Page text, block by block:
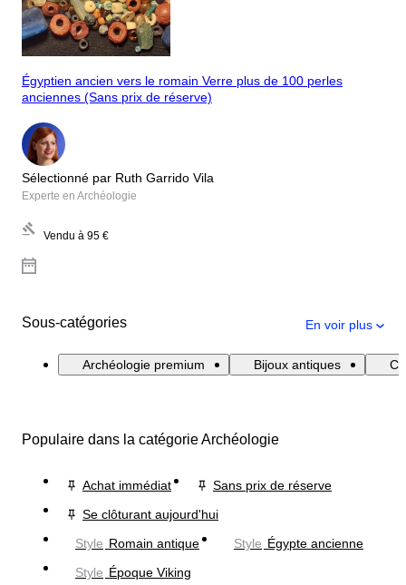
Égyptien ancien vers le romain Verre plus de 100 perles
anciennes (Sans prix de réserve)
Sélectionné par Ruth Garrido Vila
Experte en Archéologie
Vendu à 95 €
Sous-catégories En voir plus
Archéologie premium Bijoux antiques
Populaire dans la catégorie Archéologie
Achat immédiat
Sans prix de réserve
Se clôturant aujourd'hui
Style Romain antique Style Égypte ancienne
Style Époque Viking